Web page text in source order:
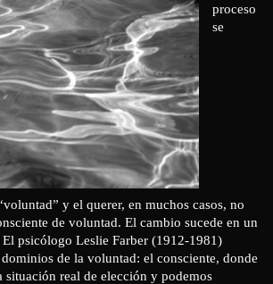
proceso
se
y el querer, en muchos casos, no
de voluntad. El cambio sucede en un
psicólogo Leslie Farber (1912-1981)
de la voluntad: el consciente, donde
situación real de elección y podemos